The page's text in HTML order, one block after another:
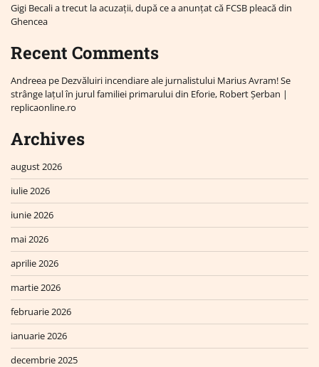
Gigi Becali a trecut la acuzații, după ce a anunțat că FCSB pleacă din
Ghencea
Recent Comments
Andreea pe Dezvăluiri incendiare ale jurnalistului Marius Avram! Se
strânge lațul în jurul familiei primarului din Eforie, Robert Șerban |
replicaonline.ro
Archives
august 2026
iulie 2026
iunie 2026
mai 2026
aprilie 2026
martie 2026
februarie 2026
ianuarie 2026
decembrie 2025